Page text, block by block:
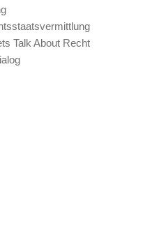
Talk About Recht